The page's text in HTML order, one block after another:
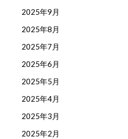
2025年9月
2025年8月
2025年7月
2025年6月
2025年5月
2025年4月
2025年3月
2025年2月